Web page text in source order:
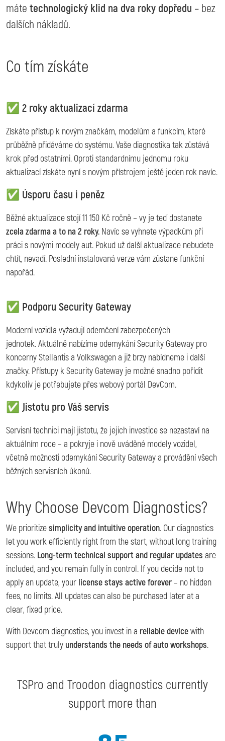
máte technologický klid na dva roky dopředu – bez
dalších nákladů.
Co tím získáte
✅ 2 roky aktualizací zdarma
Získáte přístup k novým značkám, modelům a funkcím, které
průběžně přidáváme do systému. Vaše diagnostika tak zůstává
krok před ostatními. Oproti standardnímu jednomu roku
aktualizací získáte nyní s novým přístrojem ještě jeden rok navíc.
✅ Úsporu času i peněz
Běžné aktualizace stojí 11 150 Kč ročně – vy je teď dostanete
zcela zdarma a to na 2 roky. Navíc se vyhnete výpadkům při
práci s novými modely aut. Pokud už další aktualizace nebudete
chtít, nevadí. Poslední instalovaná verze vám zůstane funkční
napořád.
✅ Podporu Security Gateway
Moderní vozidla vyžadují odemčení zabezpečených
jednotek. Aktuálně nabízíme odemykání Security Gateway pro
koncerny Stellantis a Volkswagen a již brzy nabídneme i další
značky. Přístupy k Security Gateway je možné snadno pořídit
kdykoliv je potřebujete přes webový portál DevCom.
✅ Jistotu pro Váš servis
Servisní technici mají jistotu, že jejich investice se nezastaví na
aktuálním roce – a pokryje i nově uváděné modely vozidel,
včetně možnosti odemykání Security Gateway a provádění všech
běžných servisních úkonů.
Why Choose Devcom Diagnostics?
We prioritizesimplicity and intuitive operation. Our diagnostics
let you work efficiently right from the start, without long training
sessions. Long-term technical support and regular updates are
included, and you remain fully in control. If you decide not to
apply an update, your license stays active forever– no hidden
fees, no limits. All updates can also be purchased later at a
clear, fixed price.
With Devcom diagnostics, you invest in a reliable devicewith
support that truly understands the needs of auto workshops.
TSPro and Troodon diagnostics currently
support more than